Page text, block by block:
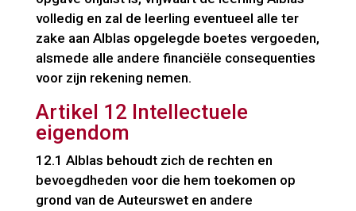
volledig en zal de leerling eventueel alle ter
zake aan Alblas opgelegde boetes vergoeden,
alsmede alle andere financiële consequenties
voor zijn rekening nemen.
Artikel 12 Intellectuele
eigendom
12.1 Alblas behoudt zich de rechten en
bevoegdheden voor die hem toekomen op
grond van de Auteurswet en andere